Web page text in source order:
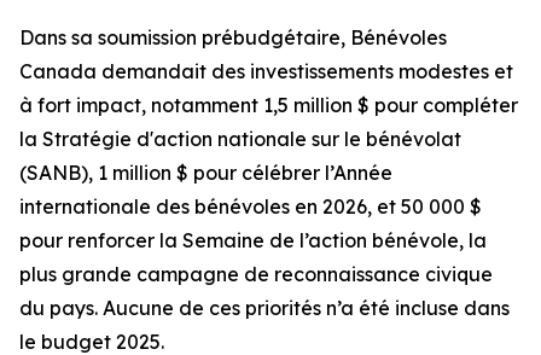
Dans sa soumission prébudgétaire, Bénévoles
Canada demandait des investissements modestes et
à fort impact, notamment 1,5 million $ pour compléter
la Stratégie d'action nationale sur le bénévolat
(SANB), 1 million $ pour célébrer l’Année
internationale des bénévoles en 2026, et 50 000 $
pour renforcer la Semaine de l’action bénévole, la
plus grande campagne de reconnaissance civique
du pays. Aucune de ces priorités n’a été incluse dans
le budget 2025.